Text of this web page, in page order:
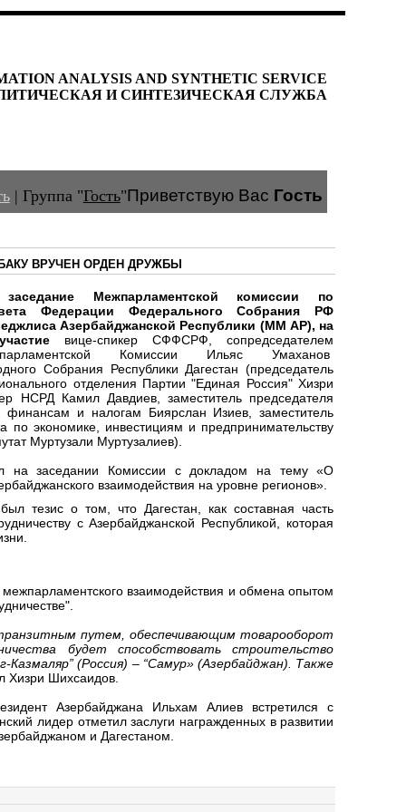
ANALYSIS AND SYNTHETIC SERVICE
И СИНТЕЗИЧЕСКАЯ СЛУЖБА
| Группа"Гость"Приветствую Вас Гость
ВРУЧЕН ОРДЕН ДРУЖБЫ
Межпарламентской комиссии по
Федерации Федерального Собрания РФ
Азербайджанской Республики (ММ АР), на
вице-спикер СФФСРФ, сопредседателем
Комиссии Ильяс Умаханов
Собрания Республики Дагестан (председатель
отделения Партии "Единая Россия" Хизри
НСРД Камил Давдиев, заместитель председателя
финансам и налогам Биярслан Изиев, заместитель
по экономике, инвестициям и предпринимательству
Муртузали Муртузалиев).
на заседании Комиссии с докладом на тему «О
взаимодействия на уровне регионов».
тезис о том, что Дагестан, как составная часть
с Азербайджанской Республикой, которая
взаимодействия и обмена опытом
путем, обеспечивающим товарооборот
будет способствовать строительство
(Россия) – “Самур» (Азербайджан). Также
Хизри Шихсаидов.
Азербайджана Ильхам Алиев встретился с
лидер отметил заслуги награжденных в развитии
и Дагестаном.